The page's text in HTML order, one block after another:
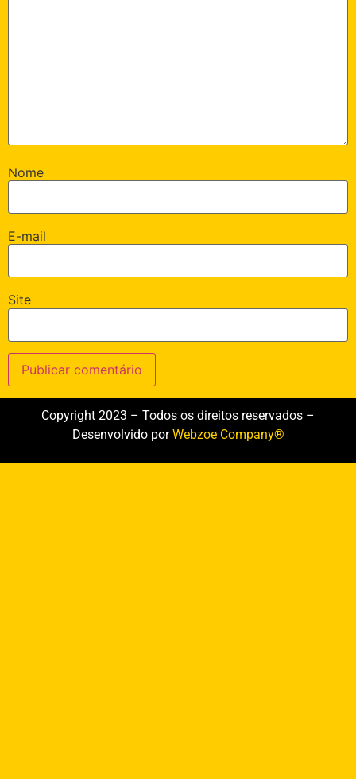
Nome
E-mail
Site
Copyright 2023 – Todos os direitos reservados –
Desenvolvido porWebzoe Company®